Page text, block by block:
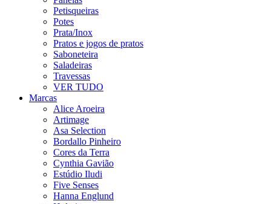
Petisqueiras
Potes
Prata/Inox
Pratos e jogos de pratos
Saboneteira
Saladeiras
Travessas
VER TUDO
Marcas
Alice Aroeira
Artimage
Asa Selection
Bordallo Pinheiro
Cores da Terra
Cynthia Gavião
Estúdio Iludi
Five Senses
Hanna Englund